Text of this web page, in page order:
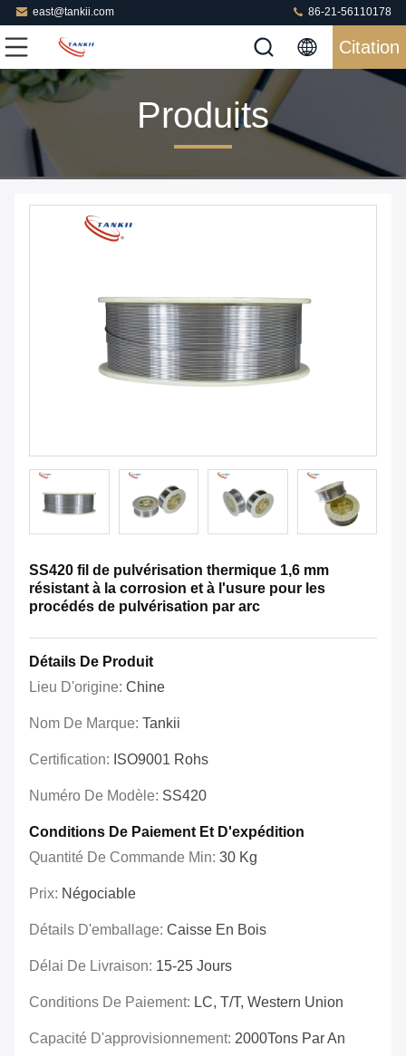
east@tankii.com 86-21-56110178
Citation
Produits
SS420 fil de pulvérisation thermique 1,6 mm
résistant à la corrosion et à l'usure pour les
procédés de pulvérisation par arc
Détails De Produit
Lieu D'origine: Chine
Nom De Marque: Tankii
Certification: ISO9001 Rohs
Numéro De Modèle: SS420
Conditions De Paiement Et D'expédition
Quantité De Commande Min: 30 Kg
Prix: Négociable
Détails D'emballage: Caisse En Bois
Délai De Livraison: 15-25 Jours
Conditions De Paiement: LC, T/T, Western Union
Capacité D'approvisionnement: 2000Tons Par An